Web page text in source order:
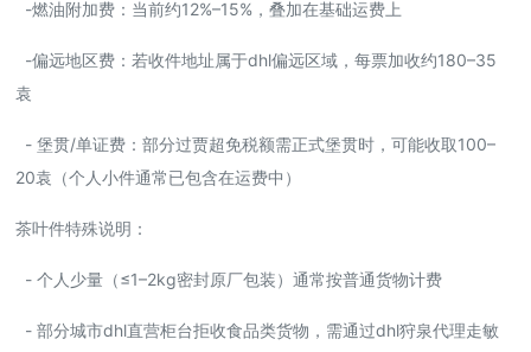
-燃油附加费：当前约12%–15%，叠加在基础运费上
-偏远地区费：若收件地址属于dhl偏远区域，每票加收约180–35
袁
- 堡贯/单证费：部分过贾超免税额需正式堡贯时，可能收取100–
20袁（个人小件通常已包含在运费中）
茶叶件特殊说明：
- 个人少量（≤1–2kg密封原厂包装）通常按普通货物计费
- 部分城市dhl直营柜台拒收食品类货物，需通过dhl狩泉代理走敏